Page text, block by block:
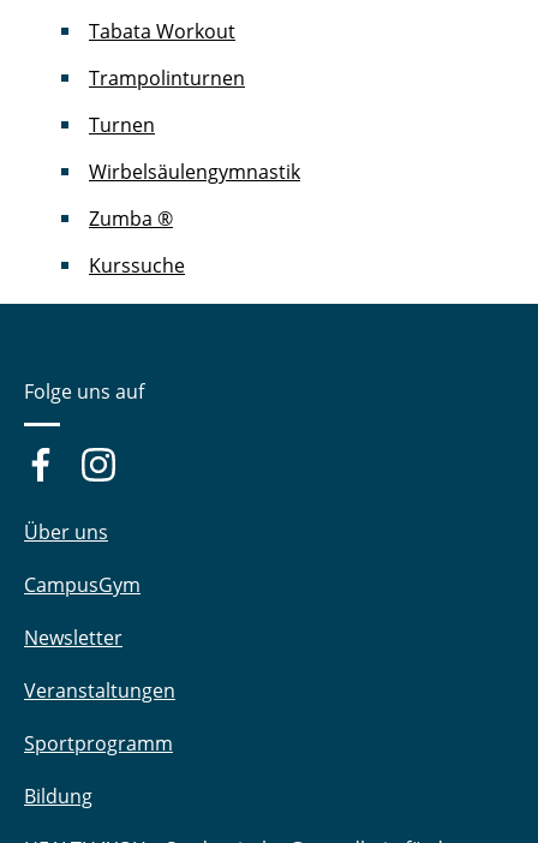
Tabata Workout
Trampolinturnen
Turnen
Wirbelsäulengymnastik
Zumba ®
Kurssuche
Folge uns auf
Über uns
CampusGym
Newsletter
Veranstaltungen
Sportprogramm
Bildung